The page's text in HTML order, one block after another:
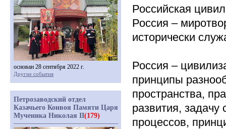
Российская
Россия –
исторически
Россия –
принципы
пространства,
развития, задачу
процессов,
основан 28 сентября 2022 г.
Другие события
Петрозаводский отдел
Казачьего Конвоя Памяти Царя
Мученика Николая II(179)